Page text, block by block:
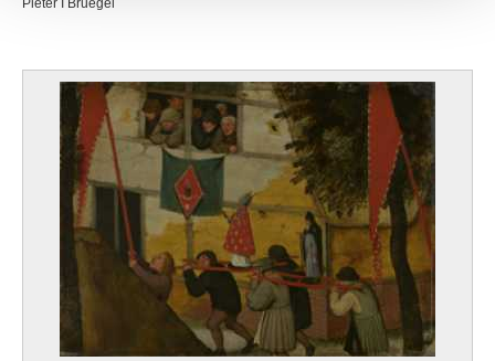
Pieter I Bruegel